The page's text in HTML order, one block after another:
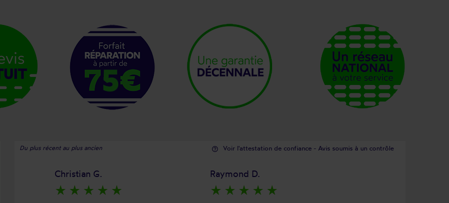
Du plus récent au plus ancien help_outline Voir l'attestation de confiance - Avis soumis à un contrôle
Christian G.
star_rate star_rate star_rate star_rate star_rate
Raymond D.
star_rate star_rate star_rate star_rate star_rate